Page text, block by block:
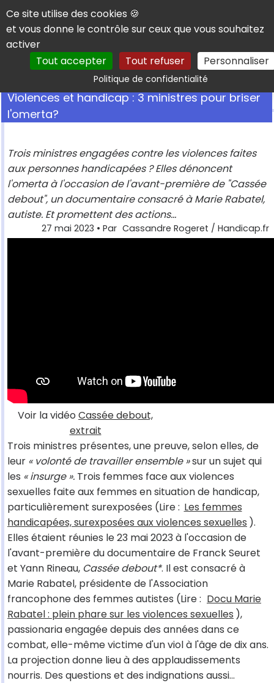
Panneau de gestion des cookies
Ce site utilise des cookies 🍪
et vous donne le contrôle sur ceux que vous souhaitez
activer
Tout accepter
Tout refuser Personnaliser
Politique de confidentialitéRechercher
Violences et handicap : 3 ministres pour briser
l'omerta?
Trois ministres engagées contre les violences faites
aux personnes handicapées ? Elles dénoncent
l'omerta à l'occasion de l'avant-première de "Cassée
debout", un documentaire consacré à Marie Rabatel,
autiste. Et promettent des actions...
27 mai 2023 • Par Cassandre Rogeret / Handicap.fr
Voir la vidéo Cassée debout,
extrait
Trois ministres présentes, une preuve, selon elles, de
leur « volonté de travailler ensemble »sur un sujet qui
les « insurge ». Trois femmes face aux violences
sexuelles faite aux femmes en situation de handicap,
particulièrement surexposées (Lire : Les femmes
handicapées, surexposées aux violences sexuelles ).
Elles étaient réunies le 23 mai 2023 à l'occasion de
l'avant-première du documentaire de Franck Seuret
et Yann Rineau, Cassée debout*. Il est consacré à
Marie Rabatel, présidente de l'Association
francophone des femmes autistes (Lire : Docu Marie
Rabatel : plein phare sur les violences sexuelles ),
passionaria engagée depuis des années dans ce
combat, elle-même victime d'un viol à l'âge de dix ans.
La projection donne lieu à des applaudissements
nourris. Des questions et des indignations aussi...